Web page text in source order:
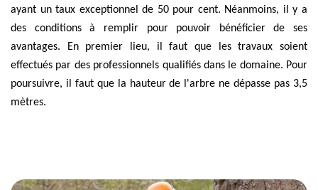
ayant un taux exceptionnel de 50 pour cent. Néanmoins, il y a
des conditions à remplir pour pouvoir bénéficier de ses
avantages. En premier lieu, il faut que les travaux soient
effectués par des professionnels qualifiés dans le domaine. Pour
poursuivre, il faut que la hauteur de l'arbre ne dépasse pas 3,5
mètres.